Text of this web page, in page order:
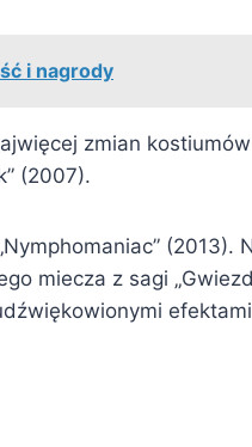
i nagrody
zmian
(2007).
(2013).
miecza z sagi